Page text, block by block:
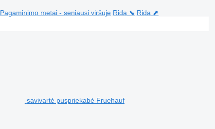
Pagaminimo metai - seniausi viršuje Rida ⬊ Rida ⬈
savivartė puspriekabė Fruehauf